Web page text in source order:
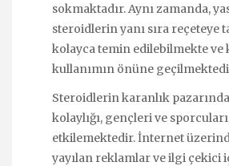
sokmaktadır. Aynı zamanda,
steroidlerin yanı sıra reçeteye
kolayca temin edilebilmekte
kullanımın önüne
Steroidlerin karanlık
kolaylığı, gençleri ve
etkilemektedir. İnternet
yayılan reklamlar ve ilgi çekici